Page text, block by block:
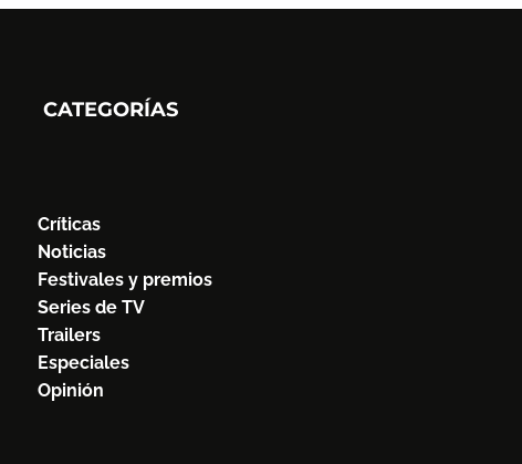
CATEGORÍAS
Críticas
Noticias
Festivales y premios
Series de TV
Trailers
Especiales
Opinión